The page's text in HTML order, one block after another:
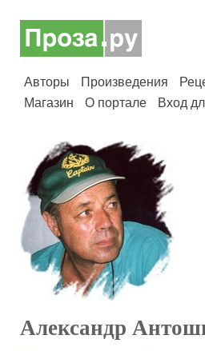
Авторы Произведения
Магазин
О портале Вход
Александр